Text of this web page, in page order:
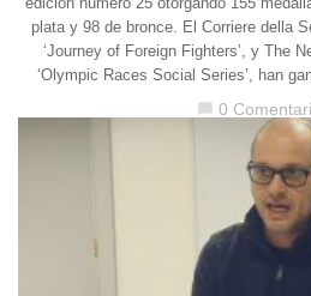
plata y 98 de bronce. El Corriere della
‘Journey of Foreign Fighters’, y The
‘Olympic Races Social Series’, han
chat_bubble 0